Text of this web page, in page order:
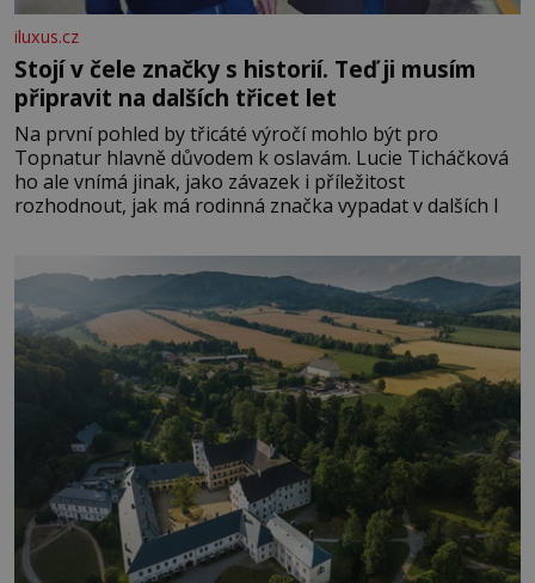
iluxus.cz
Stojí v čele značky s historií. Teď ji musím
připravit na dalších třicet let
Na první pohled by třicáté výročí mohlo být pro
Topnatur hlavně důvodem k oslavám. Lucie Ticháčková
ho ale vnímá jinak, jako závazek i příležitost
rozhodnout, jak má rodinná značka vypadat v dalších l